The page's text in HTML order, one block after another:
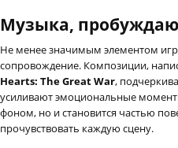
Музыка,
Не менее значимым элементом
сопровождение. Композиции,
Hearts: The Great War,
усиливают эмоциональные
фоном, но и становится частью
прочувствовать каждую сцену.